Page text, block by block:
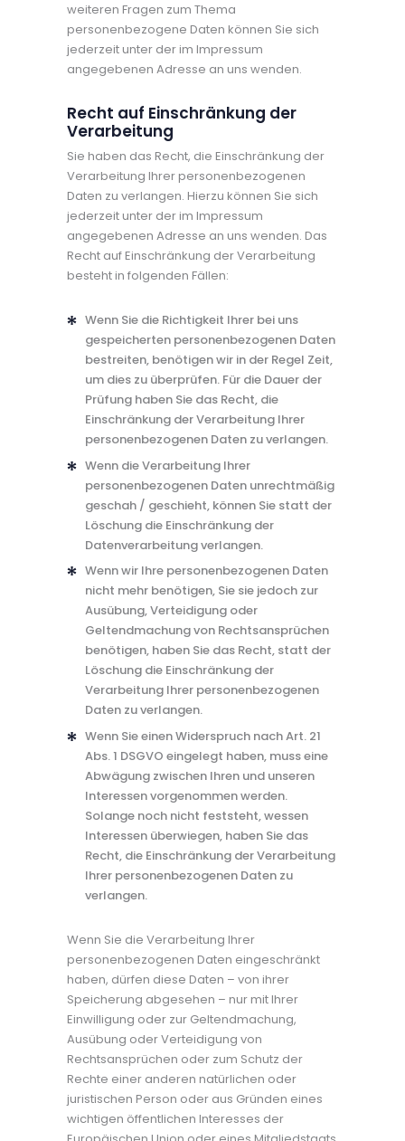
weiteren Fragen zum Thema
personenbezogene Daten können Sie sich
jederzeit unter der im Impressum
angegebenen Adresse an uns wenden.
Recht auf Einschränkung der
Verarbeitung
Sie haben das Recht, die Einschränkung der
Verarbeitung Ihrer personenbezogenen
Daten zu verlangen. Hierzu können Sie sich
jederzeit unter der im Impressum
angegebenen Adresse an uns wenden. Das
Recht auf Einschränkung der Verarbeitung
besteht in folgenden Fällen:
Wenn Sie die Richtigkeit Ihrer bei uns
gespeicherten personenbezogenen Daten
bestreiten, benötigen wir in der Regel Zeit,
um dies zu überprüfen. Für die Dauer der
Prüfung haben Sie das Recht, die
Einschränkung der Verarbeitung Ihrer
personenbezogenen Daten zu verlangen.
Wenn die Verarbeitung Ihrer
personenbezogenen Daten unrechtmäßig
geschah / geschieht, können Sie statt der
Löschung die Einschränkung der
Datenverarbeitung verlangen.
Wenn wir Ihre personenbezogenen Daten
nicht mehr benötigen, Sie sie jedoch zur
Ausübung, Verteidigung oder
Geltendmachung von Rechtsansprüchen
benötigen, haben Sie das Recht, statt der
Löschung die Einschränkung der
Verarbeitung Ihrer personenbezogenen
Daten zu verlangen.
Wenn Sie einen Widerspruch nach Art. 21
Abs. 1 DSGVO eingelegt haben, muss eine
Abwägung zwischen Ihren und unseren
Interessen vorgenommen werden.
Solange noch nicht feststeht, wessen
Interessen überwiegen, haben Sie das
Recht, die Einschränkung der Verarbeitung
Ihrer personenbezogenen Daten zu
verlangen.
Wenn Sie die Verarbeitung Ihrer
personenbezogenen Daten eingeschränkt
haben, dürfen diese Daten – von ihrer
Speicherung abgesehen – nur mit Ihrer
Einwilligung oder zur Geltendmachung,
Ausübung oder Verteidigung von
Rechtsansprüchen oder zum Schutz der
Rechte einer anderen natürlichen oder
juristischen Person oder aus Gründen eines
wichtigen öffentlichen Interesses der